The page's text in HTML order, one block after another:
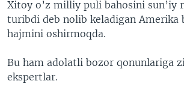
Xitoy o’z milliy puli bahosini sun’iy
turibdi deb nolib keladigan Amerika
hajmini oshirmoqda.
Bu ham adolatli bozor qonunlariga
ekspertlar.